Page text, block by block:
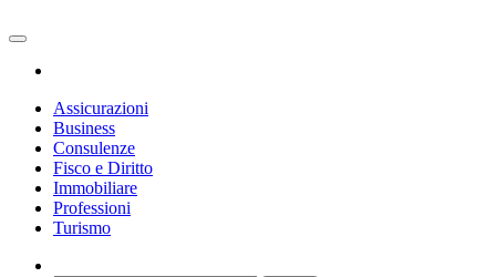
Assicurazioni
Business
Consulenze
Fisco e Diritto
Immobiliare
Professioni
Turismo